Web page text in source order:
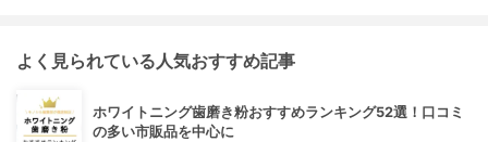
よく見られている人気おすすめ記事
ホワイトニング歯磨き粉おすすめランキング52選！口コミ
の多い市販品を中心に